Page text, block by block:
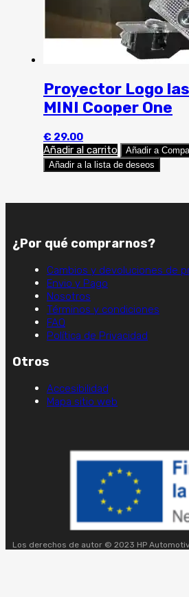
Proyector Logo
MINI Cooper One
€ 29.00
Añadir al carrito
Añadir a
Añadir a la lista de deseos
¿Por qué comprarnos?
Cambios y devoluciones de
Envio y Pago
Nosotros
Términos y condiciones
FAQ
Política de Privacidad
Otros
Accesibilidad
Mapa sitio web
Los derechos de autor © 2023 HP